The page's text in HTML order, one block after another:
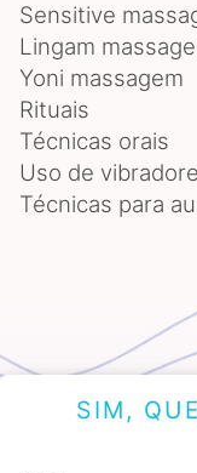
Sensitive
Lingam
Yoni massagem
Rituais
Técnicas orais
Uso de
Técnicas para
SIM,